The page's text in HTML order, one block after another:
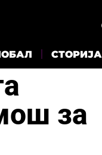
СТОРИЈА
за